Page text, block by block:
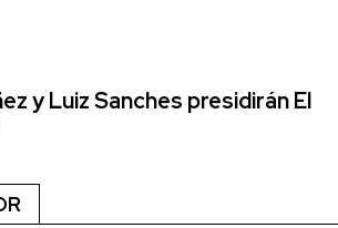
y Luiz Sanches presidirán El